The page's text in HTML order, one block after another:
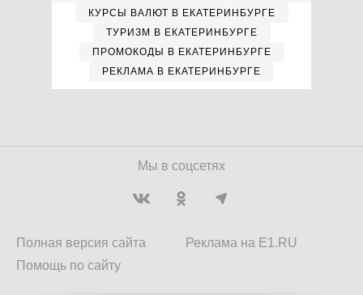
КУРСЫ ВАЛЮТ В ЕКАТЕРИНБУРГЕ
ТУРИЗМ В ЕКАТЕРИНБУРГЕ
ПРОМОКОДЫ В ЕКАТЕРИНБУРГЕ
РЕКЛАМА В ЕКАТЕРИНБУРГЕ
Мы в соцсетях
Полная версия сайта
Помощь по сайту
Реклама на E1.RU